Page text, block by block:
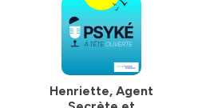
Henriette, Agent